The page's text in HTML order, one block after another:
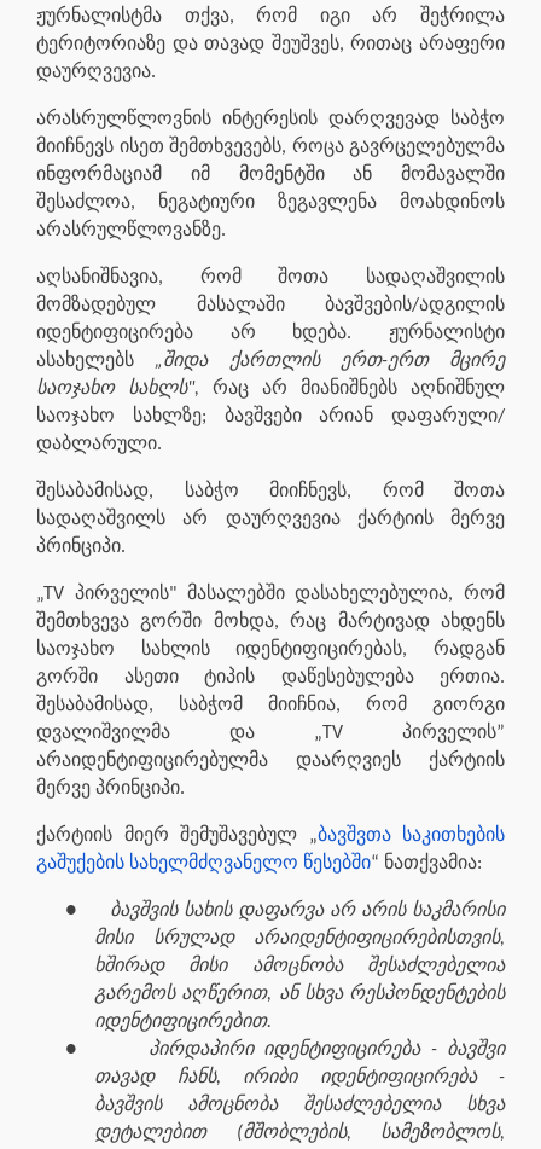
ჟურნალისტმა თქვა, რომ იგი არ შეჭრილა
ტერიტორიაზე და თავად შეუშვეს, რითაც არაფერი
დაურღვევია.
არასრულწლოვნის ინტერესის დარღვევად საბჭო
მიიჩნევს ისეთ შემთხვევებს, როცა გავრცელებულმა
ინფორმაციამ იმ მომენტში ან მომავალში
შესაძლოა, ნეგატიური ზეგავლენა მოახდინოს
არასრულწლოვანზე.
აღსანიშნავია, რომ შოთა სადაღაშვილის
მომზადებულ მასალაში ბავშვების/ადგილის
იდენტიფიცირება არ ხდება. ჟურნალისტი
ასახელებს „შიდა ქართლის ერთ-ერთ მცირე
საოჯახო სახლს", რაც არ მიანიშნებს აღნიშნულ
საოჯახო სახლზე; ბავშვები არიან დაფარული/
დაბლარული.
შესაბამისად, საბჭო მიიჩნევს, რომ შოთა
სადაღაშვილს არ დაურღვევია ქარტიის მერვე
პრინციპი.
„TV პირველის" მასალებში დასახელებულია, რომ
შემთხვევა გორში მოხდა, რაც მარტივად ახდენს
საოჯახო სახლის იდენტიფიცირებას, რადგან
გორში ასეთი ტიპის დაწესებულება ერთია.
შესაბამისად, საბჭომ მიიჩნია, რომ გიორგი
დვალიშვილმა და „TV პირველის”
არაიდენტიფიცირებულმა დაარღვიეს ქარტიის
მერვე პრინციპი.
ქარტიის მიერ შემუშავებულ „ბავშვთა საკითხების
გაშუქების სახელმძღვანელო წესებში“ ნათქვამია:
●
ბავშვის სახის დაფარვა არ არის საკმარისი
მისი სრულად არაიდენტიფიცირებისთვის,
ხშირად მისი ამოცნობა შესაძლებელია
გარემოს აღწერით, ან სხვა რესპონდენტების
იდენტიფიცირებით.
●
პირდაპირი იდენტიფიცირება - ბავშვი
თავად ჩანს, ირიბი იდენტიფიცირება -
ბავშვის ამოცნობა შესაძლებელია სხვა
დეტალებით (მშობლების, სამეზობლოს,